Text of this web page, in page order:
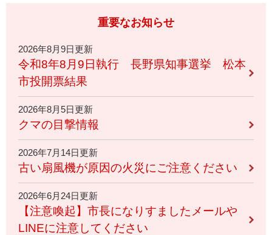
重要なお知らせ
2026年8月9日更新
令和8年8月9日執行 長野県知事選挙 松本
市投開票結果
2026年8月5日更新
クマの目撃情報
2026年7月14日更新
古い扇風機が原因の火災にご注意ください
2026年6月24日更新
【注意喚起】市長になりすましたメールや
LINEに注意してください